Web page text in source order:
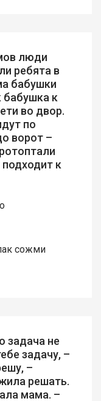
люди
ребята в
бабушки
бабушка к
во двор.
по
ворот –
к
сожми
задача не
задачу, –
–
решать.
мама. –